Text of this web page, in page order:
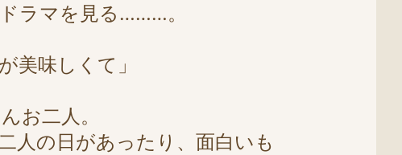
ラマを見る………。
美味しくて」
お二人。
人の日があったり、面白いも